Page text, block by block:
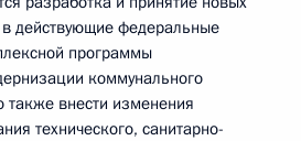
действующие федеральные
программы
коммунального
также внести изменения
технического, санитарно-